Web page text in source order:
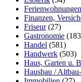
Ferienwohnungen
Finanzen,
Friseur(27)
Gastronomie
Handel (581)
Handwerk (503)
Haus, Garten u.
Hausbau /